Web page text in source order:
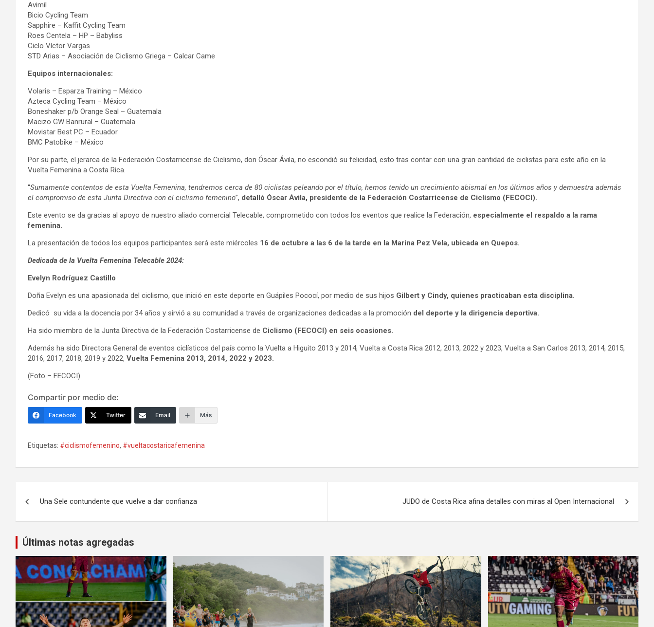
Avimil
Bicio Cycling Team
Sapphire – Kaffit Cycling Team
Roes Centela – HP – Babyliss
Ciclo Víctor Vargas
STD Arias – Asociación de Ciclismo Griega – Calcar Came
Equipos internacionales:
Volaris – Esparza Training – México
Azteca Cycling Team – México
Boneshaker p/b Orange Seal – Guatemala
Macizo GW Banrural – Guatemala
Movistar Best PC – Ecuador
BMC Patobike – México
Por su parte, el jerarca de la Federación Costarricense de Ciclismo, don Óscar Ávila, no escondió su felicidad, esto tras contar con una gran cantidad de ciclistas para este año en la
Vuelta Femenina a Costa Rica.
“Sumamente contentos de esta Vuelta Femenina, tendremos cerca de 80 ciclistas peleando por el título, hemos tenido un crecimiento abismal en los últimos años y demuestra además
el compromiso de esta Junta Directiva con el ciclismo femenino”, detalló Óscar Ávila, presidente de la Federación Costarricense de Ciclismo (FECOCI).
Este evento se da gracias al apoyo de nuestro aliado comercial Telecable, comprometido con todos los eventos que realice la Federación, especialmente el respaldo a la rama
femenina.
La presentación de todos los equipos participantes será este miércoles 16 de octubre a las 6 de la tarde en la Marina Pez Vela, ubicada en Quepos.
Dedicada de la Vuelta Femenina Telecable 2024:
Evelyn Rodríguez Castillo
Doña Evelyn es una apasionada del ciclismo, que inició en este deporte en Guápiles Pococí, por medio de sus hijos Gilbert y Cindy, quienes practicaban esta disciplina.
Dedicó su vida a la docencia por 34 años y sirvió a su comunidad a través de organizaciones dedicadas a la promoción del deporte y la dirigencia deportiva.
Ha sido miembro de la Junta Directiva de la Federación Costarricense de Ciclismo (FECOCI) en seis ocasiones.
Además ha sido Directora General de eventos ciclísticos del país como la Vuelta a Higuito 2013 y 2014, Vuelta a Costa Rica 2012, 2013, 2022 y 2023, Vuelta a San Carlos 2013, 2014, 2015,
2016, 2017, 2018, 2019 y 2022, Vuelta Femenina 2013, 2014, 2022 y 2023.
(Foto – FECOCI).
Compartir por medio de:
Facebook Twitter Email Más
Etiquetas: #ciclismofemenino, #vueltacostaricafemenina
entradas
Una Sele contundente que vuelve a dar confianza JUDO de Costa Rica afina detalles con miras al Open Internacional
Últimas notas agregadas